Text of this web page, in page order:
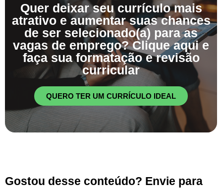
Quer deixar seu currículo mais
atrativo e aumentar suas chances
de ser selecionado(a) para as
vagas de emprego? Clique aqui e
faça sua formatação e revisão
curricular
QUERO TER UM CURRÍCULO IDEAL
Gostou desse conteúdo? Envie para